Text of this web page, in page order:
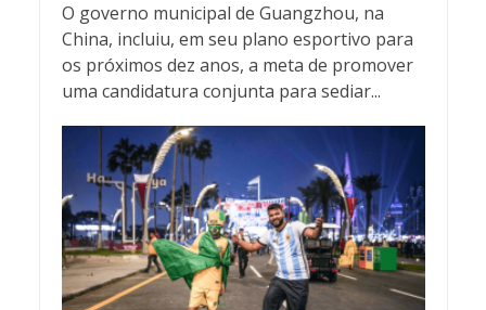
O governo municipal de Guangzhou, na
China, incluiu, em seu plano esportivo para
os próximos dez anos, a meta de promover
uma candidatura conjunta para sediar...